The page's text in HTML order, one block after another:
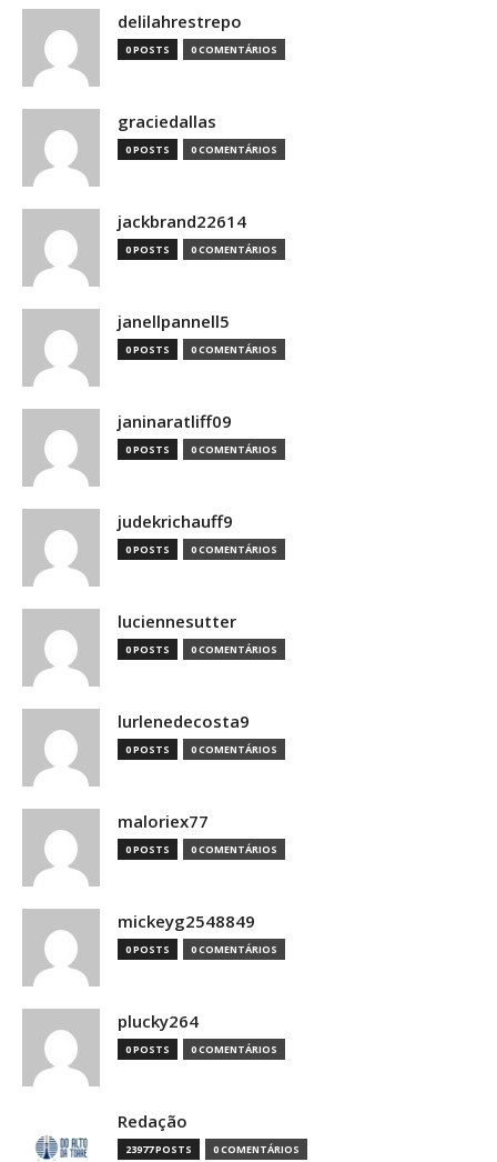
delilahrestrepo
0 POSTS 0 COMENTÁRIOS
graciedallas
0 POSTS 0 COMENTÁRIOS
jackbrand22614
0 POSTS 0 COMENTÁRIOS
janellpannell5
0 POSTS 0 COMENTÁRIOS
janinaratliff09
0 POSTS 0 COMENTÁRIOS
judekrichauff9
0 POSTS 0 COMENTÁRIOS
luciennesutter
0 POSTS 0 COMENTÁRIOS
lurlenedecosta9
0 POSTS 0 COMENTÁRIOS
maloriex77
0 POSTS 0 COMENTÁRIOS
mickeyg2548849
0 POSTS 0 COMENTÁRIOS
plucky264
0 POSTS 0 COMENTÁRIOS
Redação
23977 POSTS 0 COMENTÁRIOS